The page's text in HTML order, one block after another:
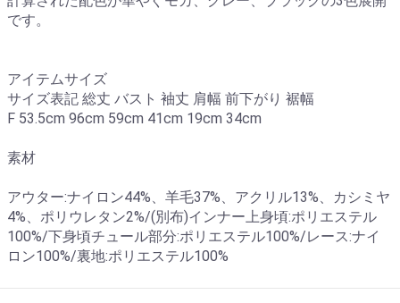
です。
アイテムサイズ
サイズ表記 総丈 バスト 袖丈 肩幅 前下がり 裾幅
F 53.5cm 96cm 59cm 41cm 19cm 34cm
素材
アウター:ナイロン44%、羊毛37%、アクリル13%、カシミヤ
4%、ポリウレタン2%/(別布)インナー上身頃:ポリエステル
100%/下身頃チュール部分:ポリエステル100%/レース:ナイ
ロン100%/裏地:ポリエステル100%